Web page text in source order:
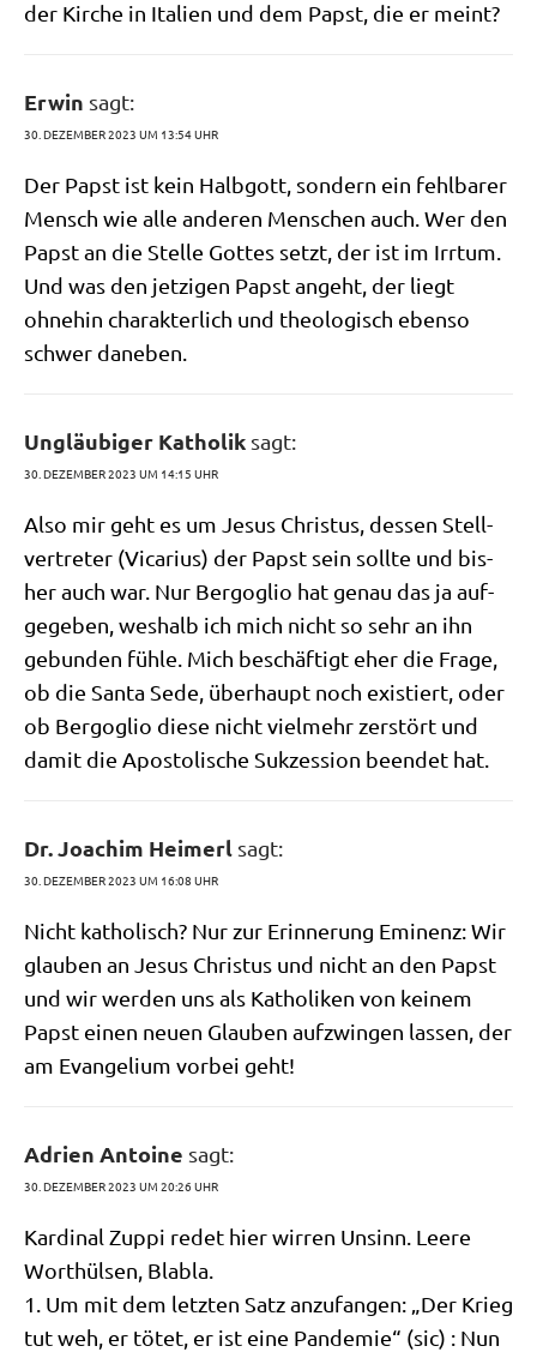
der Kir­che in Ita­li­en und dem Papst, die er meint?
Erwin sagt:
30. DEZEMBER 2023 UM 13:54 UHR
Der Papst ist kein Halb­gott, son­dern ein fehl­ba­rer
Mensch wie alle ande­ren Men­schen auch. Wer den
Papst an die Stel­le Got­tes setzt, der ist im Irr­tum.
Und was den jet­zi­gen Papst angeht, der liegt
ohne­hin cha­rak­ter­lich und theo­lo­gisch eben­so
schwer daneben.
Ungläubiger Katholik sagt:
30. DEZEMBER 2023 UM 14:15 UHR
Also mir geht es um Jesus Chri­stus, des­sen Stell­
ver­tre­ter (Vica­ri­us) der Papst sein soll­te und bis­
her auch war. Nur Berg­o­glio hat genau das ja auf­
ge­ge­ben, wes­halb ich mich nicht so sehr an ihn
gebun­den füh­le. Mich beschäf­tigt eher die Fra­ge,
ob die San­ta Sede, über­haupt noch exi­stiert, oder
ob Berg­o­glio die­se nicht viel­mehr zer­stört und
damit die Apo­sto­li­sche Suk­zes­si­on been­det hat.
Dr. Joachim Heimerl sagt:
30. DEZEMBER 2023 UM 16:08 UHR
Nicht katho­lisch? Nur zur Erin­ne­rung Emi­nenz: Wir
glau­ben an Jesus Chri­stus und nicht an den Papst
und wir wer­den uns als Katho­li­ken von kei­nem
Papst einen neu­en Glau­ben auf­zwin­gen las­sen, der
am Evan­ge­li­um vor­bei geht!
Adrien Antoine sagt:
30. DEZEMBER 2023 UM 20:26 UHR
Kar­di­nal Zup­pi redet hier wir­ren Unsinn. Lee­re
Wort­hül­sen, Blabla.
1. Um mit dem letz­ten Satz anzu­fan­gen: „Der Krieg
tut weh, er tötet, er ist eine Pan­de­mie“ (sic) : Nun